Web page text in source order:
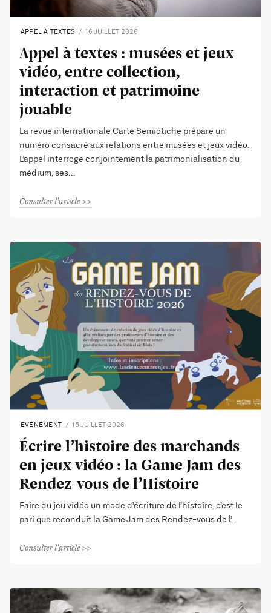
APPEL À TEXTES 16 JUILLET 2026
Appel à textes : musées et jeux
vidéo, entre collection,
interaction et patrimoine
jouable
La revue internationale Carte Semiotiche prépare un
numéro consacré aux relations entre musées et jeux vidéo.
L’appel interroge conjointement la patrimonialisation du
médium, ses
Consulter l'article
EVENEMENT 15 JUILLET 2026
Écrire l’histoire des marchands
en jeux vidéo : la Game Jam des
Rendez-vous de l’Histoire
Faire du jeu vidéo un mode d’écriture de l’histoire, c’est le
pari que reconduit la Game Jam des Rendez-vous de l’
Consulter l'article